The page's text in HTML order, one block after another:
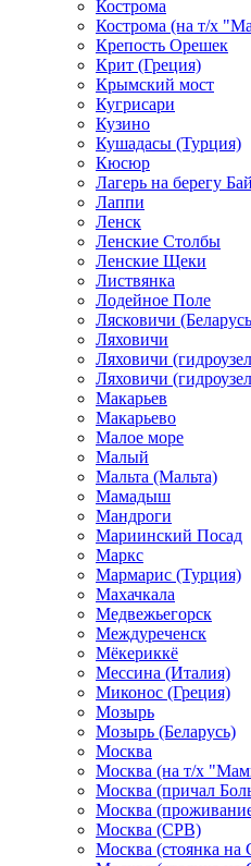
Кострома
Кострома (на т/х
Крепость Орешек
Крит (Греция)
Крымский мост
Кугрисари
Кузино
Кушадасы (Турция)
Кюсюр
Лагерь на берегу
Лаппи
Ленск
Ленские Столбы
Ленские Щеки
Листвянка
Лодейное Поле
Лясковичи
Ляховичи
Ляховичи
Ляховичи
Макарьев
Макарьево
Малое море
Малый
Мальта (Мальта)
Мамадыш
Мандроги
Мариинский Посад
Маркс
Мармарис (Турция)
Махачкала
Медвежьегорск
Междуреченск
Мёкериккё
Мессина (Италия)
Миконос (Греция)
Мозырь
Мозырь (Беларусь)
Москва
Москва (на т/х
Москва (причал
Москва
Москва (СРВ)
Москва (стоянка на